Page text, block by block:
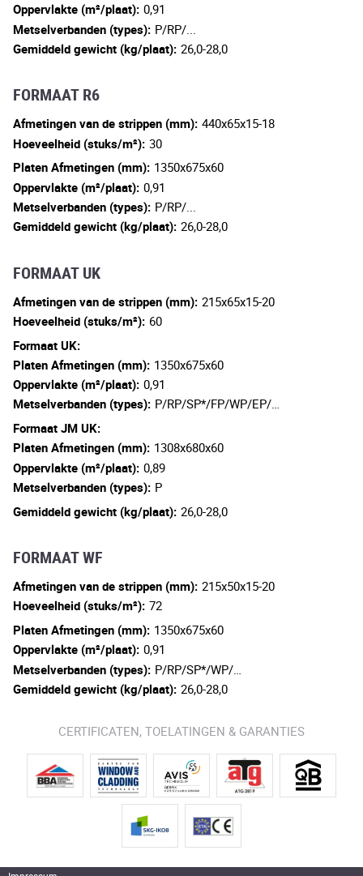
Oppervlakte (m²/plaat): 0,91
Metselverbanden (types): P/RP/...
Gemiddeld gewicht (kg/plaat): 26,0-28,0
FORMAAT R6
Afmetingen van de strippen (mm): 440x65x15-18
Hoeveelheid (stuks/m²): 30
Platen Afmetingen (mm): 1350x675x60
Oppervlakte (m²/plaat): 0,91
Metselverbanden (types): P/RP/...
Gemiddeld gewicht (kg/plaat): 26,0-28,0
FORMAAT UK
Afmetingen van de strippen (mm): 215x65x15-20
Hoeveelheid (stuks/m²): 60
Formaat UK:
Platen Afmetingen (mm): 1350x675x60
Oppervlakte (m²/plaat): 0,91
Metselverbanden (types): P/RP/SP*/FP/WP/EP/…
Formaat JM UK:
Platen Afmetingen (mm): 1308x680x60
Oppervlakte (m²/plaat): 0,89
Metselverbanden (types): P
Gemiddeld gewicht (kg/plaat): 26,0-28,0
FORMAAT WF
Afmetingen van de strippen (mm): 215x50x15-20
Hoeveelheid (stuks/m²): 72
Platen Afmetingen (mm): 1350x675x60
Oppervlakte (m²/plaat): 0,91
Metselverbanden (types): P/RP/SP*/WP/…
Gemiddeld gewicht (kg/plaat): 26,0-28,0
CERTIFICATEN, TOELATINGEN & GARANTIES